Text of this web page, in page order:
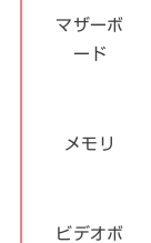
マザーボ
ード
メモリ
ビデオボ